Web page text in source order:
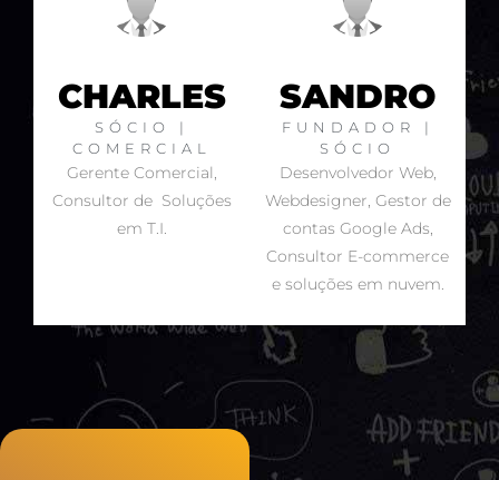
CHARLES
SÓCIO |
COMERCIAL
Gerente Comercial,
Consultor de Soluções
em T.I.
SANDRO
FUNDADOR |
SÓCIO
Desenvolvedor Web,
Webdesigner, Gestor de
contas Google Ads,
Consultor E-commerce
e soluções em nuvem.